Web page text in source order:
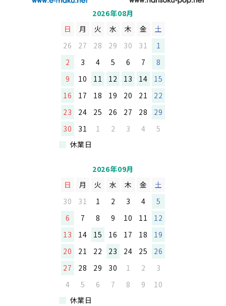
2026年08月
日
月 火 水 木 金
土
26
27 28 29 30 31
1
2
3 4 5 6 7
8
9
10 11 12 13 14
15
16
17 18 19 20 21
22
23
24 25 26 27 28
29
30
31 1 2 3 4
5
休業日
2026年09月
日
月 火 水 木 金
土
30
31 1 2 3 4
5
6
7 8 9 10 11
12
13
14 15 16 17 18
19
20
21 22 23 24 25
26
27
28 29 30 1 2
3
4
5 6 7 8 9
10
休業日